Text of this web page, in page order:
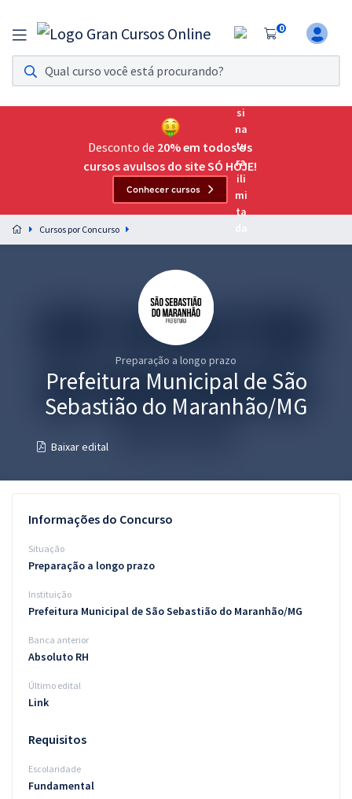
0
Assinatura Ilimitada 11
Acesso a todos os cursos. Teste grátis por 7 dias!
Assinatura OAB Até Passar
Acesso ilimitado a toda preparação para o Exame da
Preparação completa e intensiva para as principais
residências em saúde do Brasil
Graduação
Questões grátis
Conteúdo gratuito
Aprovados
Atendimento
Desconto de 20% em todos os
cursos avulsos do site SÓ HOJE!
Conhecer cursos
Cursos por Concurso
Preparação a longo prazo
Prefeitura Municipal de São
Sebastião do Maranhão/MG
Baixar edital
Informações do Concurso
Situação
Preparação a longo prazo
Instituição
Prefeitura Municipal de São Sebastião do Maranhão/MG
Banca anterior
Absoluto RH
Último edital
Link
Requisitos
Escolaridade
Fundamental